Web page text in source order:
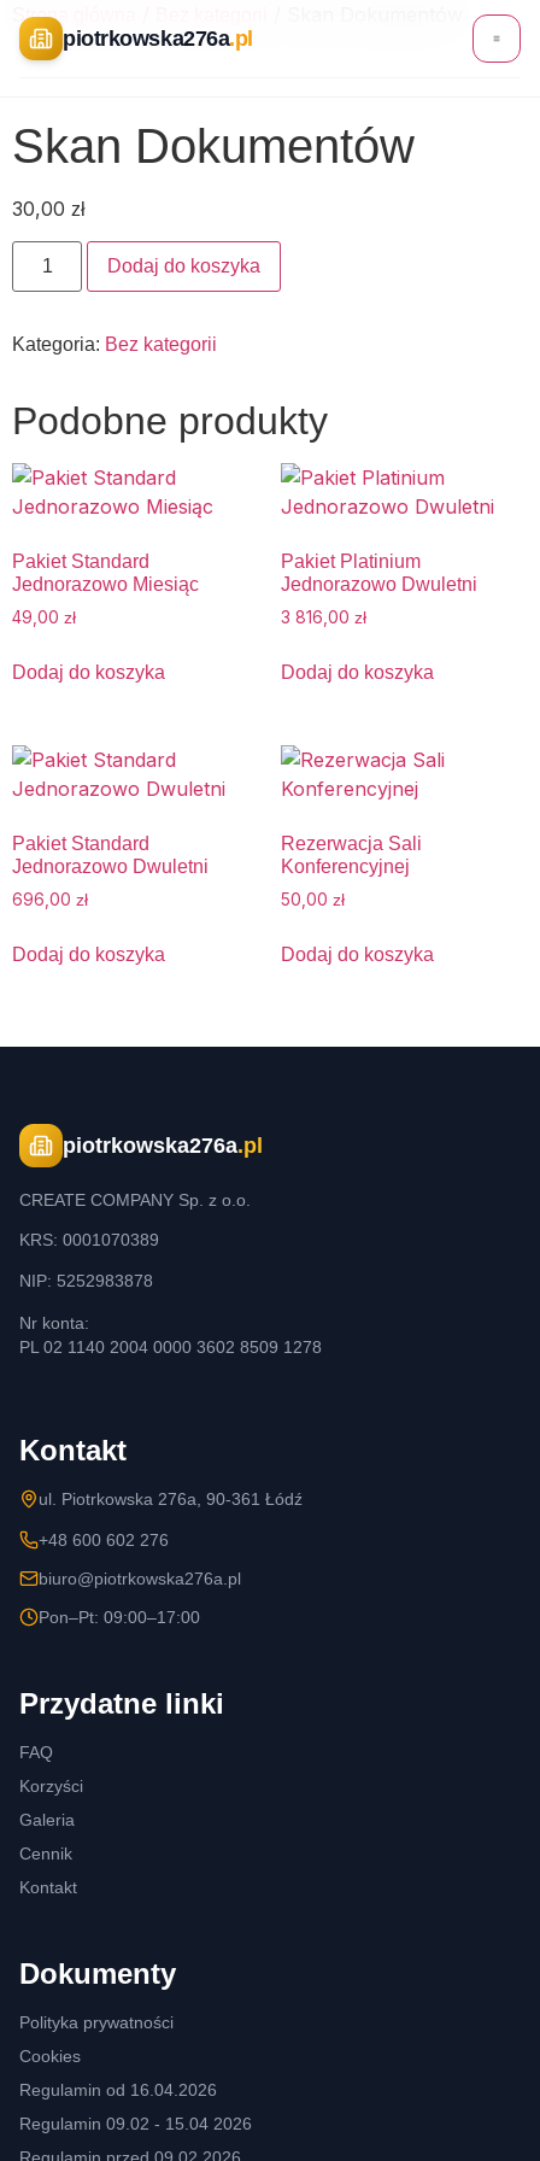
piotrkowska276a.pl
Oddziały
PANEL KLIENTA
Strona główna
Skan Dokumentów
30,00 zł
Dodaj do koszyka
Kategoria: Bez kategorii
Podobne produkty
Pakiet Standard
Jednorazowo Miesiąc
49,00 zł
Dodaj do koszyka
Pakiet Platinium
Jednorazowo Dwuletni
3 816,00 zł
Dodaj do koszyka
Pakiet Standard
Jednorazowo Dwuletni
696,00 zł
Dodaj do koszyka
Rezerwacja Sali
Konferencyjnej
50,00 zł
Dodaj do koszyka
piotrkowska276a.pl
CREATE COMPANY Sp. z o.o.
KRS: 0001070389
NIP: 5252983878
Nr konta:
PL 02 1140 2004 0000 3602 8509 1278
Kontakt
ul. Piotrkowska 276a, 90-361 Łódź
+48 600 602 276
biuro@piotrkowska276a.pl
Pon–Pt: 09:00–17:00
Przydatne linki
FAQ
Korzyści
Galeria
Cennik
Kontakt
Dokumenty
Polityka prywatności
Cookies
Regulamin od 16.04.2026
Regulamin 09.02 - 15.04 2026